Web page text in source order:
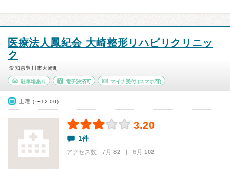
医療法人鳳紀会 大崎整形リハビリクリニッ
ク
愛知県豊川市大崎町
駐車場あり 電子決済可 マイナ受付 (スマホ可)
土曜（〜12:00）
3.20
1件
アクセス数 7月:82 | 6月:102